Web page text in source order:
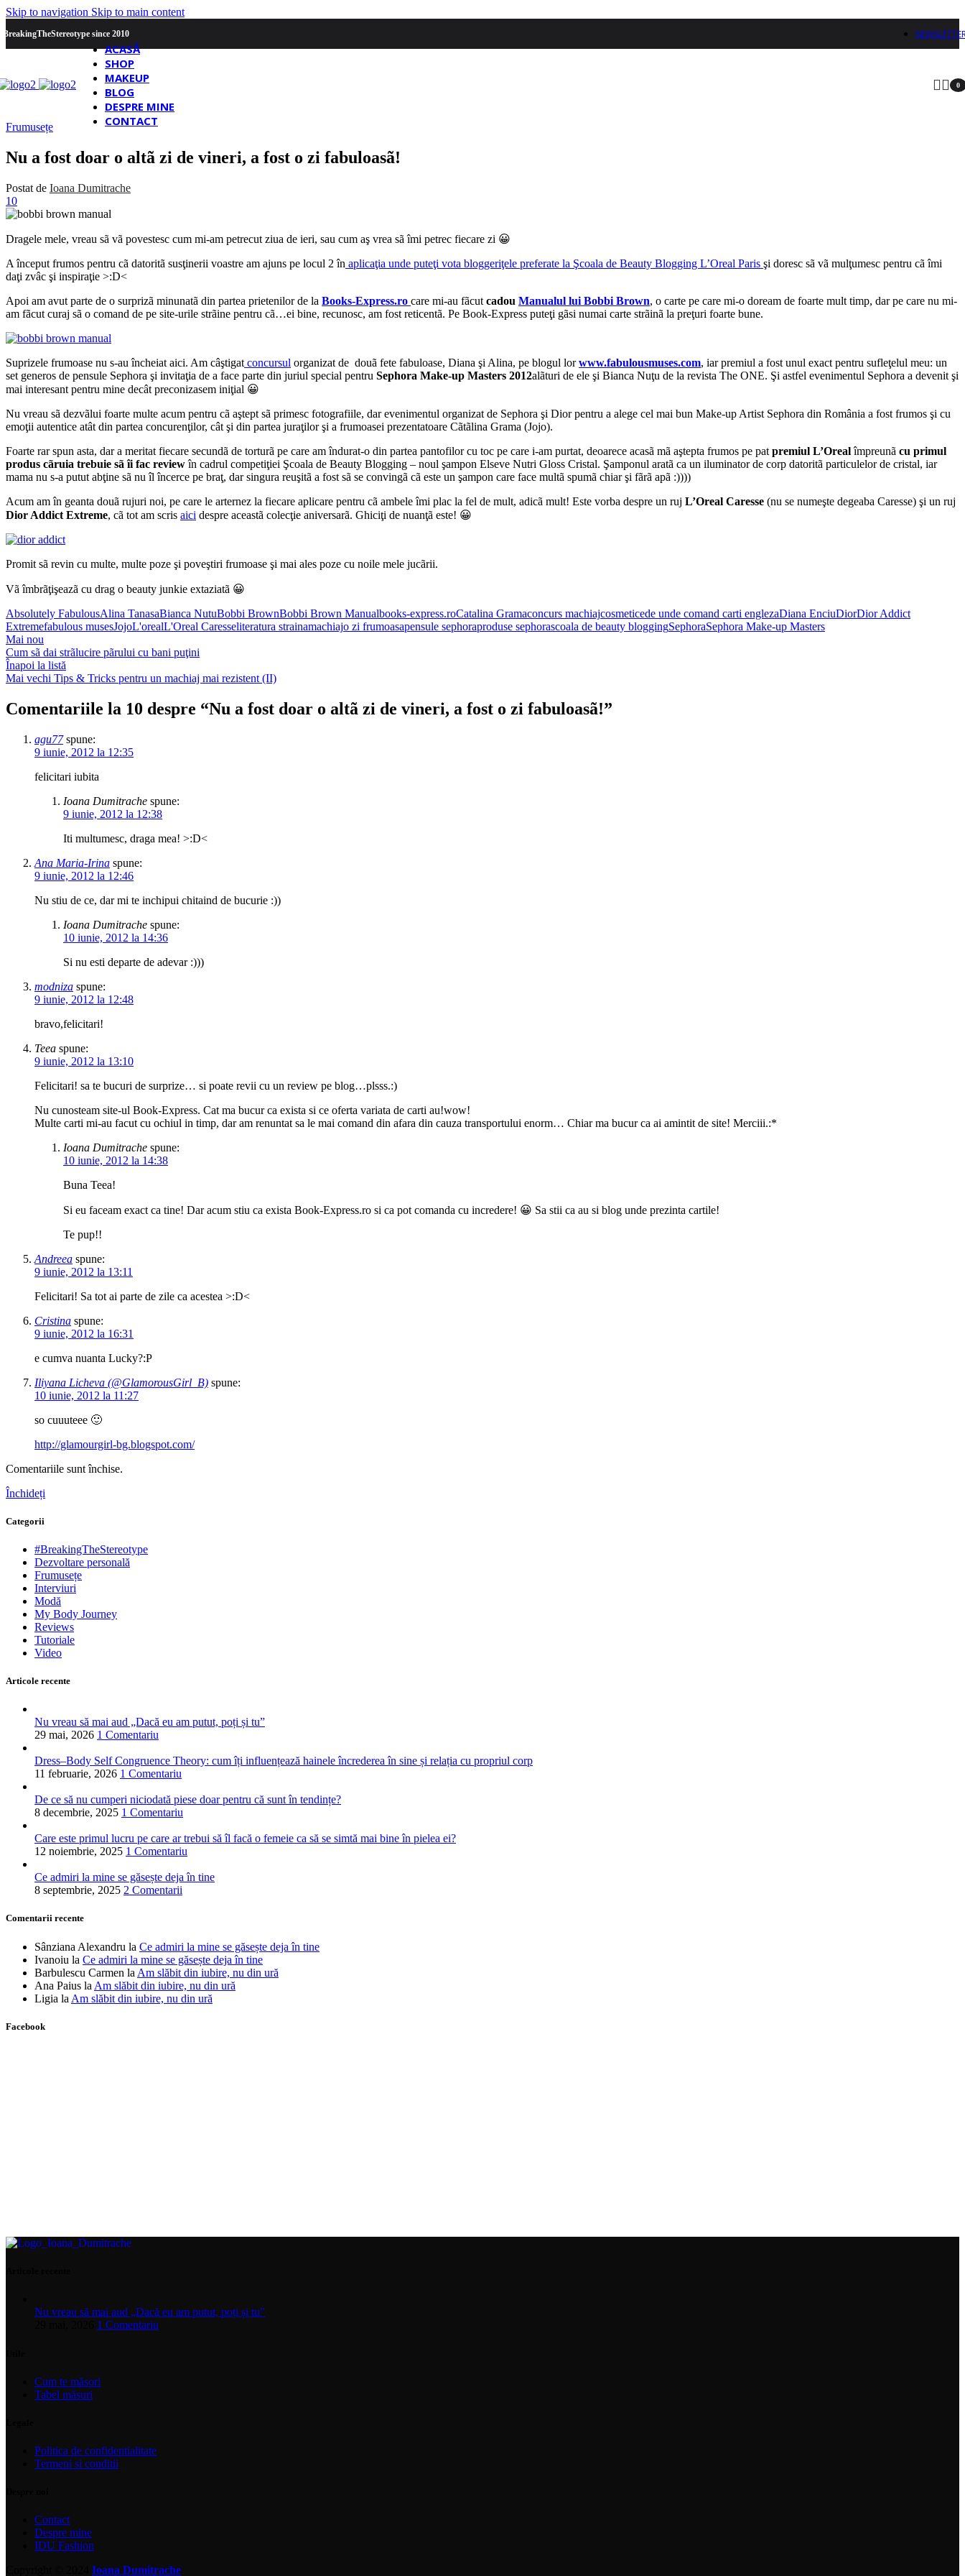
Skip to navigation Skip to main content
since 2010
ACASĂ
SHOP
MAKEUP
BLOG
DESPRE MINE
CONTACT
0
Frumusețe
Nu a fost doar o altã zi de vineri, a fost o zi fabuloasã!
Postat de Ioana Dumitrache
10
Dragele mele, vreau sã vã povestesc cum mi-am petrecut ziua de ieri, sau cum aş vrea sã îmi petrec fiecare zi 😀
A început frumos pentru cã datoritã susţinerii voastre am ajuns pe locul 2 în aplicaţia unde puteţi vota bloggeriţele preferate la Şcoala de Beauty Blogging L’Oreal Paris şi doresc sã vã mulţumesc pentru cã îmi
daţi zvâc şi inspiraţie >:D<
Apoi am avut parte de o surprizã minunatã din partea prietenilor de la Books-Express.ro care mi-au fãcut cadou Manualul lui Bobbi Brown, o carte pe care mi-o doream de foarte mult timp, dar pe care nu mi-
am fãcut curaj sã o comand de pe site-urile strãine pentru cã…ei bine, recunosc, am fost reticentã. Pe Book-Express puteţi gãsi numai carte strãinã la preţuri foarte bune.
Suprizele frumoase nu s-au încheiat aici. Am câştigat concursul organizat de douã fete fabuloase, Diana şi Alina, pe blogul lorwww.fabulousmuses.com, iar premiul a fost unul exact pentru sufleţelul meu: un
set generos de pensule Sephora şi invitaţia de a face parte din juriul special pentru Sephora Make-up Masters 2012alãturi de ele şi Bianca Nuţu de la revista The ONE. Şi astfel evenimentul Sephora a devenit şi
mai interesant pentru mine decât preconizasem iniţial 😀
Nu vreau sã dezvãlui foarte multe acum pentru cã aştept sã primesc fotografiile, dar evenimentul organizat de Sephora şi Dior pentru a alege cel mai bun Make-up Artist Sephora din România a fost frumos şi cu
emoţii autentice atât din partea concurenţilor, cât şi din partea juraţilor şi a frumoasei prezentatoare Cãtãlina Grama (Jojo).
Foarte rar spun asta, dar a meritat fiecare secundã de torturã pe care am îndurat-o din partea pantofilor cu toc pe care i-am purtat, deoarece acasã mã aştepta frumos pe pat premiul L’Orealîmpreunã cu primul
produs cãruia trebuie sã îi fac reviewîn cadrul competiţiei Şcoala de Beauty Blogging – noul şampon Elseve Nutri Gloss Cristal. Şamponul aratã ca un iluminator de corp datoritã particulelor de cristal, iar
mama nu s-a putut abţine sã nu îl încerce pe braţ, dar singura reuşitã a fost sã se convingã cã este un şampon care face multã spumã chiar şi fãrã apã :))))
Acum am în geanta douã rujuri noi, pe care le arternez la fiecare aplicare pentru cã ambele îmi plac la fel de mult, adicã mult! Este vorba despre un ruj L’Oreal Caresse (nu se numeşte degeaba Caresse) şi un ruj
Dior Addict Extreme, cã tot am scris aici despre aceastã colecţie aniversarã. Ghiciţi de nuanţã este! 😀
Promit sã revin cu multe, multe poze şi poveştiri frumoase şi mai ales poze cu noile mele jucãrii.
Vã îmbrãţişeazã cu drag o beauty junkie extaziatã 😀
Absolutely FabulousAlina TanasaBianca NutuBobbi BrownBobbi Brown Manualbooks-express.roCatalina Gramaconcurs machiajcosmeticede unde comand carti englezaDiana EnciuDiorDior Addict
Extremefabulous musesJojoL'orealL'Oreal Caresseliteratura strainamachiajo zi frumoasapensule sephoraproduse sephorascoala de beauty bloggingSephoraSephora Make-up Masters
Mai nou
Cum sã dai strãlucire pãrului cu bani puţini
Înapoi la listă
Mai vechi Tips & Tricks pentru un machiaj mai rezistent (II)
Comentariile la 10 despre “Nu a fost doar o altã zi de vineri, a fost o zi fabuloasã!”
agu77 spune:
9 iunie, 2012 la 12:35
felicitari iubita
Ioana Dumitrache spune:
9 iunie, 2012 la 12:38
Iti multumesc, draga mea! >:D<
Ana Maria-Irina spune:
9 iunie, 2012 la 12:46
Nu stiu de ce, dar mi te inchipui chitaind de bucurie :))
Ioana Dumitrache spune:
10 iunie, 2012 la 14:36
Si nu esti departe de adevar :)))
modniza spune:
9 iunie, 2012 la 12:48
bravo,felicitari!
Teea spune:
9 iunie, 2012 la 13:10
Felicitari! sa te bucuri de surprize… si poate revii cu un review pe blog…plsss.:)
Nu cunosteam site-ul Book-Express. Cat ma bucur ca exista si ce oferta variata de carti au!wow!
Multe carti mi-au facut cu ochiul in timp, dar am renuntat sa le mai comand din afara din cauza transportului enorm… Chiar ma bucur ca ai amintit de site! Merciii.:*
Ioana Dumitrache spune:
10 iunie, 2012 la 14:38
Buna Teea!
Si eu faceam exact ca tine! Dar acum stiu ca exista Book-Express.ro si ca pot comanda cu incredere! 😀 Sa stii ca au si blog unde prezinta cartile!
Te pup!!
Andreea spune:
9 iunie, 2012 la 13:11
Felicitari! Sa tot ai parte de zile ca acestea >:D<
Cristina spune:
9 iunie, 2012 la 16:31
e cumva nuanta Lucky?:P
Iliyana Licheva (@GlamorousGirl_B) spune:
10 iunie, 2012 la 11:27
so cuuuteee 🙂
http://glamourgirl-bg.blogspot.com/
Comentariile sunt închise.
Închideți
Categorii
#BreakingTheStereotype
Dezvoltare personală
Frumusețe
Interviuri
Modă
My Body Journey
Reviews
Tutoriale
Video
Articole recente
Nu vreau să mai aud „Dacă eu am putut, poți și tu”
29 mai, 2026 1 Comentariu
Dress–Body Self Congruence Theory: cum îți influențează hainele încrederea în sine și relația cu propriul corp
11 februarie, 2026 1 Comentariu
De ce să nu cumperi niciodată piese doar pentru că sunt în tendințe?
8 decembrie, 2025 1 Comentariu
Care este primul lucru pe care ar trebui să îl facă o femeie ca să se simtă mai bine în pielea ei?
12 noiembrie, 2025 1 Comentariu
Ce admiri la mine se găsește deja în tine
8 septembrie, 2025 2 Comentarii
Comentarii recente
Sânziana Alexandru la Ce admiri la mine se găsește deja în tine
Ivanoiu la Ce admiri la mine se găsește deja în tine
Barbulescu Carmen la Am slăbit din iubire, nu din ură
Ana Paius la Am slăbit din iubire, nu din ură
Ligia la Am slăbit din iubire, nu din ură
Facebook
Nu vreau să mai aud „Dacă eu am putut, poți și tu”
1 Comentariu
Cum te măsori
Tabel măsuri
Politica de confidentialitate
Termeni si conditii
Contact
Despre mine
IDU Fashion
Ioana Dumitrache